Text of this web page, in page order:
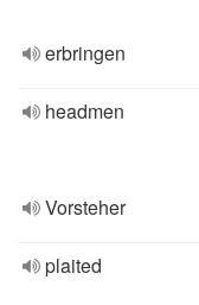
erbringen
headmen
Vorsteher
plaited